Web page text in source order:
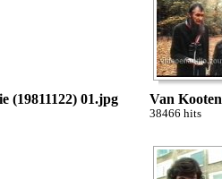
(19811122) 01.jpg Van
38466 hits